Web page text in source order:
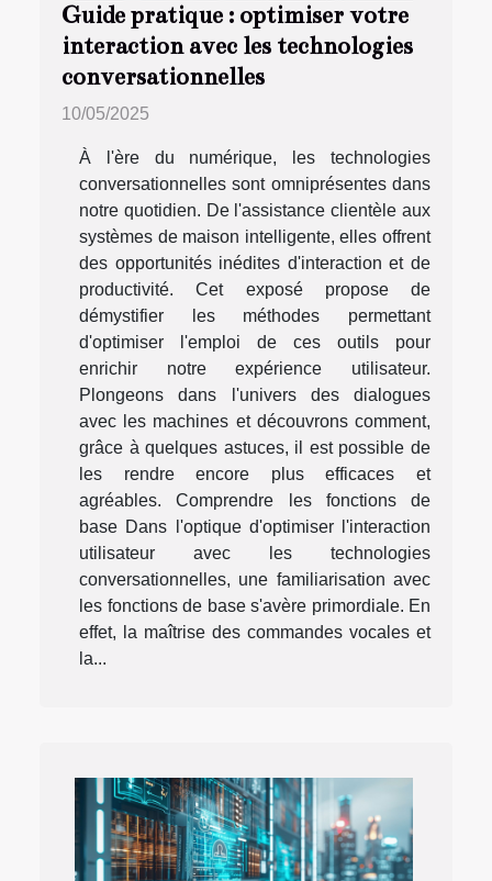
Guide pratique : optimiser votre
interaction avec les technologies
conversationnelles
10/05/2025
À l'ère du numérique, les technologies
conversationnelles sont omniprésentes dans
notre quotidien. De l'assistance clientèle aux
systèmes de maison intelligente, elles offrent
des opportunités inédites d'interaction et de
productivité. Cet exposé propose de
démystifier les méthodes permettant
d'optimiser l'emploi de ces outils pour
enrichir notre expérience utilisateur.
Plongeons dans l'univers des dialogues
avec les machines et découvrons comment,
grâce à quelques astuces, il est possible de
les rendre encore plus efficaces et
agréables. Comprendre les fonctions de
base Dans l'optique d'optimiser l'interaction
utilisateur avec les technologies
conversationnelles, une familiarisation avec
les fonctions de base s'avère primordiale. En
effet, la maîtrise des commandes vocales et
la...